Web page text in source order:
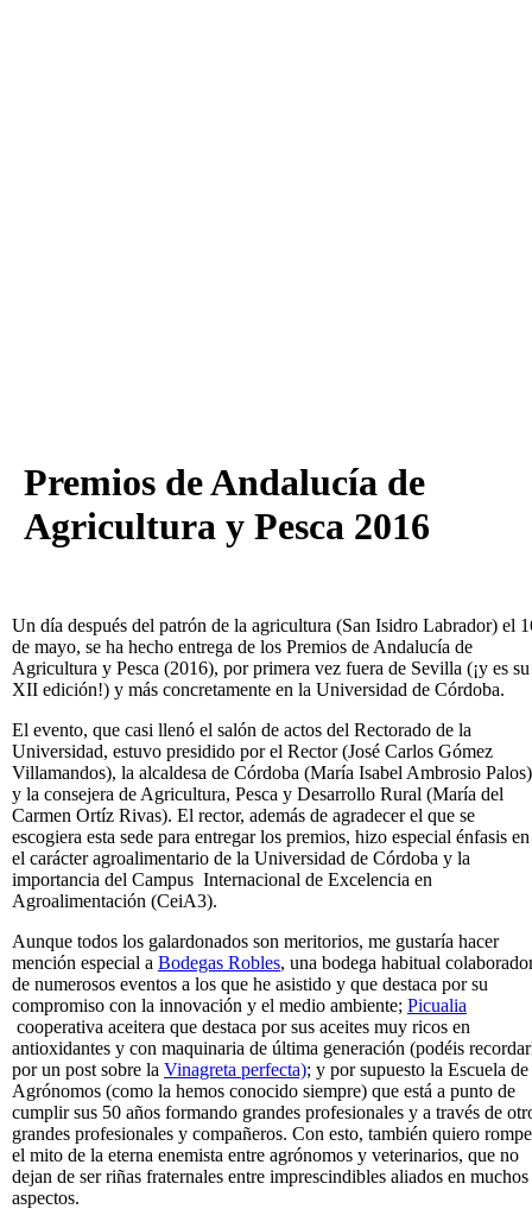
Premios de Andalucía de
Agricultura y Pesca 2016
Un día después del patrón de la agricultura (San Isidro Labrador) el
de mayo, se ha hecho entrega de los Premios de Andalucía de
Agricultura y Pesca (2016), por primera vez fuera de Sevilla (¡y es su
XII edición!) y más concretamente en la Universidad de Córdoba.
El evento, que casi llenó el salón de actos del Rectorado de la
Universidad, estuvo presidido por el Rector (José Carlos Gómez
Villamandos), la alcaldesa de Córdoba (María Isabel Ambrosio Palos)
y la consejera de Agricultura, Pesca y Desarrollo Rural (María del
Carmen Ortíz Rivas). El rector, además de agradecer el que se
escogiera esta sede para entregar los premios, hizo especial énfasis en
el carácter agroalimentario de la Universidad de Córdoba y la
importancia del Campus Internacional de Excelencia en
Agroalimentación (CeiA3).
Aunque todos los galardonados son meritorios, me gustaría hacer
mención especial a Bodegas Robles, una bodega habitual
de numerosos eventos a los que he asistido y que destaca por su
compromiso con la innovación y el medio ambiente; Picualia
cooperativa aceitera que destaca por sus aceites muy ricos en
antioxidantes y con maquinaria de última generación (podéis
por un post sobre la Vinagreta perfecta); y por supuesto la Escuela de
Agrónomos (como la hemos conocido siempre) que está a punto de
cumplir sus 50 años formando grandes profesionales y a través de
grandes profesionales y compañeros. Con esto, también quiero
el mito de la eterna enemista entre agrónomos y veterinarios, que no
dejan de ser riñas fraternales entre imprescindibles aliados en muchos
aspectos.